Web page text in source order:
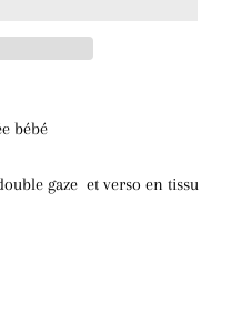
bébé
gaze et verso en tissu